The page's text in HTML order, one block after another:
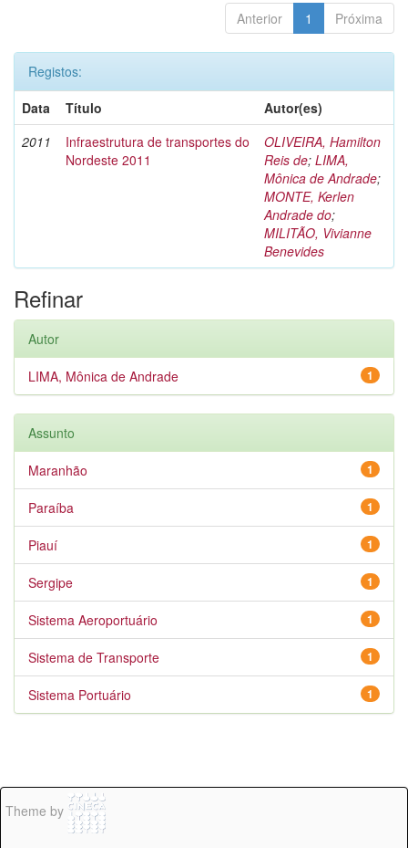
Anterior 1 Próxima
Registos:
Data
Título
Autor(es)
2011
Infraestrutura de transportes do
Nordeste 2011
OLIVEIRA, Hamilton
Reis de; LIMA,
Mônica de Andrade;
MONTE, Kerlen
Andrade do;
MILITÃO, Vivianne
Benevides
Refinar
Autor
1
LIMA, Mônica de Andrade
Assunto
1
Maranhão
1
Paraíba
1
Piauí
1
Sergipe
1
Sistema Aeroportuário
1
Sistema de Transporte
1
Sistema Portuário
Theme by